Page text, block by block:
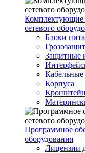
Комплектующие
сетевого
Блоки
Защитные
Кабельные
Корпуса
Программное
оборудования
Лицензии